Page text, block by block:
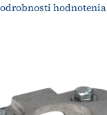
hodnotenia